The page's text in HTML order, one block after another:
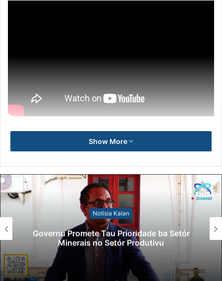
Show More
Notísia Kalan
Governu Promete Tau Prioridade ba Setór
Minerais no Setór Produtivu